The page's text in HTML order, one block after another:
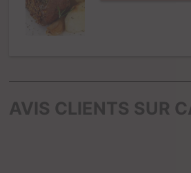
AVIS CLIENTS SUR